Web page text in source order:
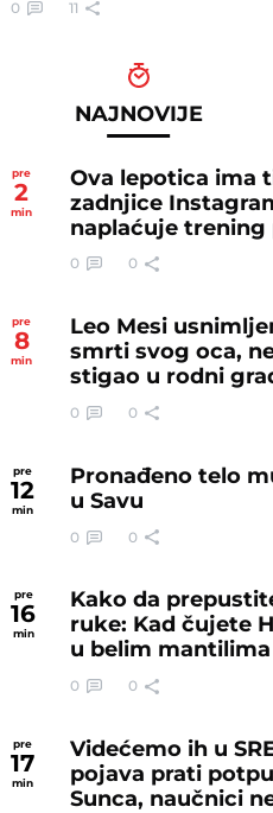
0 11
NAJNOVIJE
pre
2
min
Ova lepotica ima
zadnjice
naplaćuje trening
0 0
pre
8
min
Leo Mesi
smrti svog oca,
stigao u rodni
0 0
pre
12
min
Pronađeno telo
u Savu
0 0
pre
16
min
Kako da
ruke: Kad čujete
u belim mantilima
0 0
pre
17
min
Videćemo ih u
pojava prati
Sunca, naučnici